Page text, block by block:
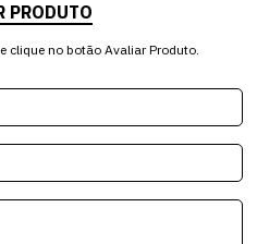
PRODUTO
clique no botão Avaliar Produto.